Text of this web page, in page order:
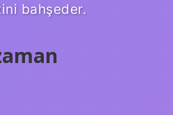
bahşeder.